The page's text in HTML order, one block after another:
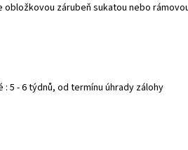
zárubeň sukatou nebo
5 - 6 týdnů, od termínu úhrady zálohy